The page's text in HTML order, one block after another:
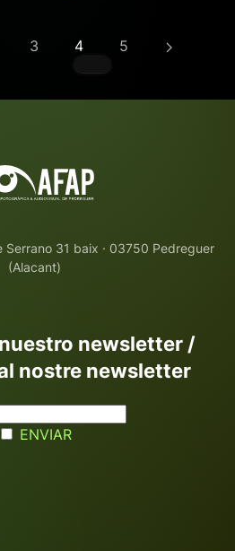
3 4 5
Serrano 31 baix · 03750 Pedreguer
(Alacant)
newsletter /
nostre newsletter
ENVIAR